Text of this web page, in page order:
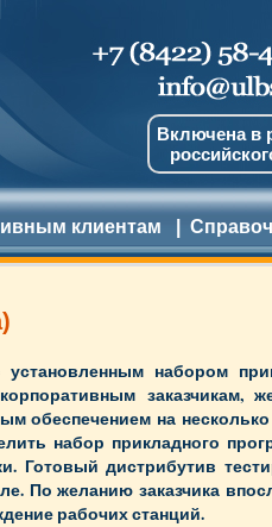
Включена в
клиентам
набором
заказчикам,
обеспечением на
набор прикладного
Готовый дистрибутив
По желанию заказчика
рабочих станций.